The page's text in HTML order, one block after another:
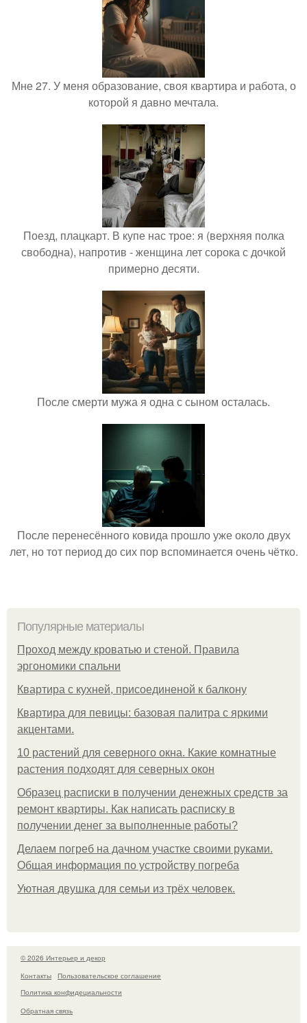
Мне 27. У меня образование, своя квартира и работа, о
которой я давно мечтала.
Поезд, плацкарт. В купе нас трое: я (верхняя полка
свободна), напротив - женщина лет сорока с дочкой
примерно десяти.
После смерти мужа я одна с сыном осталась.
После перенесённого ковида прошло уже около двух
лет, но тот период до сих пор вспоминается очень чётко.
Популярные материалы
Проход между кроватью и стеной. Правила
эргономики спальни
Квартира с кухней, присоединеной к балкону
Квартира для певицы: базовая палитра с яркими
акцентами.
10 растений для северного окна. Какие комнатные
растения подходят для северных окон
Образец расписки в получении денежных средств за
ремонт квартиры. Как написать расписку в
получении денег за выполненные работы?
Делаем погреб на дачном участке своими руками.
Общая информация по устройству погреба
Уютная двушка для семьи из трёх человек.
© 2026 Интерьер и декор
Контакты
Пользовательское соглашение
Политика конфидециальности
Обратная связь